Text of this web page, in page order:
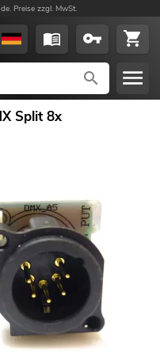
Preise zzgl. MwSt.
Split 8x